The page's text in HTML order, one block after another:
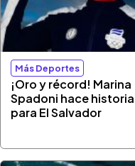
Más Deportes
¡Oro y récord! Marina
Spadoni hace historia
para El Salvador